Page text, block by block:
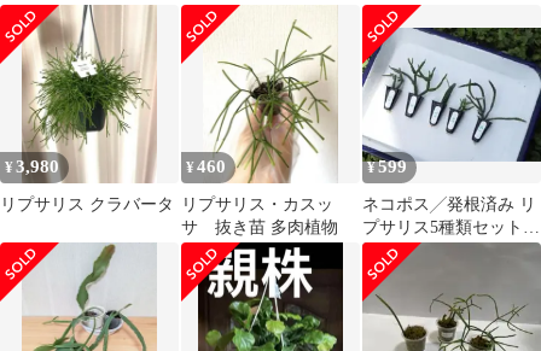
発根済み３本
¥3,980
リプサリス クラバータ
¥460
リプサリス・カスッ
サ 抜き苗 多肉植物
¥599
ネコポス╱発根済み リ
プサリス5種類セット
フロストシュガー ミ
クランサ等